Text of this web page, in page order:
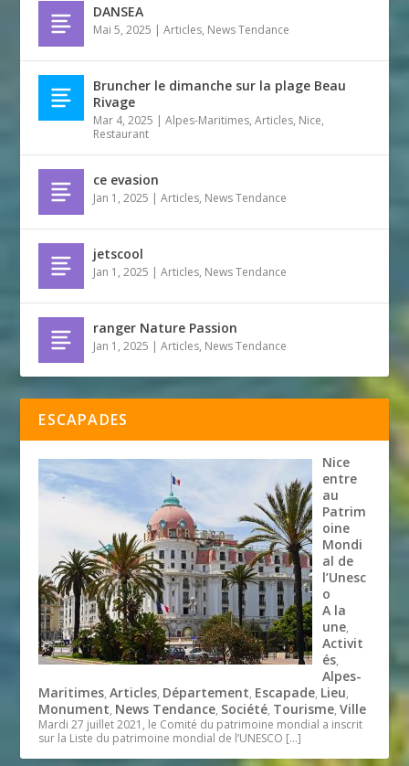
DANSEA
Mai 5, 2025 |Articles, News Tendance
Bruncher le dimanche sur la plage Beau
Rivage
Mar 4, 2025 |Alpes-Maritimes,Articles, Nice,
Restaurant
ce evasion
Jan 1, 2025 |Articles, News Tendance
jetscool
Jan 1, 2025 |Articles, News Tendance
ranger Nature Passion
Jan 1, 2025 |Articles, News Tendance
ESCAPADES
Nice
entre
au
Patrim
oine
Mondi
al de
l’Unesc
o
A la
une,
Activit
és,
Alpes-
Maritimes,Articles, Département, Escapade, Lieu,
Monument, News Tendance, Société, Tourisme,Ville
Mardi 27 juillet 2021, le Comité du patrimoine mondial a inscrit
sur la Liste du patrimoine mondial de l’UNESCO […]